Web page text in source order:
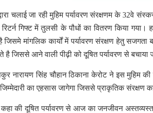
चलाई जा रही मुहिम पर्यावरण संरक्षणम के
रिटर्न गिफ्ट में तुलसी के पौधों का वितरण किया
जिसमे मांगलिक कार्यों में पर्यावरण संरक्षण हेतु
है जिससे आने वाली पीढ़ी को दूषित पर्यावरण से
नारायण सिंह चौहान ठिकाना केरोट ने इस
का एहसास जागेगा जिससे प्राकृतिक संरक्षण
कहा की दूषित पर्यावरण से आज का जनजीवन